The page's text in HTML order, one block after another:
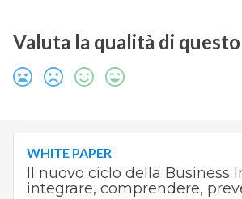
Valuta la qualità di
WHITE PAPER
Il nuovo ciclo della Business
integrare, comprendere,